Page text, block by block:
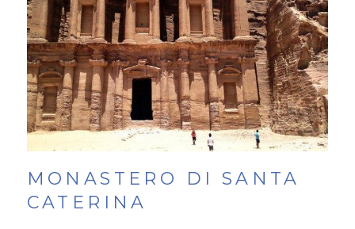
MONASTERO DI SANTA
CATERINA